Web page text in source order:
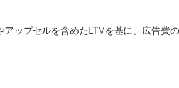
ップセルを含めたLTVを基に、広告費